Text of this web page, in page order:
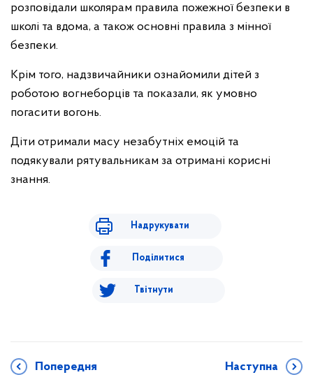
розповідали школярам правила пожежної безпеки в
школі та вдома, а також основні правила з мінної
безпеки.
Крім того, надзвичайники ознайомили дітей з
роботою вогнеборців та показали, як умовно
погасити вогонь.
Діти отримали масу незабутніх емоцій та
подякували рятувальникам за отримані корисні
знання.
Надрукувати
Поділитися
Твітнути
Попередня Наступна